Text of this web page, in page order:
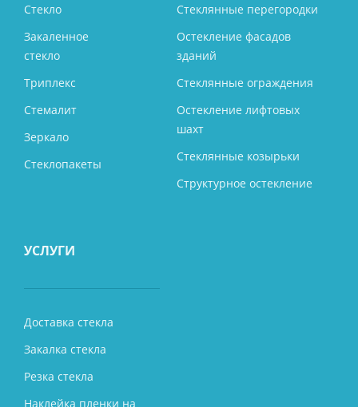
Стекло
Закаленное
стекло
Триплекс
Стемалит
Зеркало
Стеклопакеты
Стеклянные перегородки
Остекление фасадов
зданий
Стеклянные ограждения
Остекление лифтовых
шахт
Стеклянные козырьки
Структурное остекление
УСЛУГИ
Доставка стекла
Закалка стекла
Резка стекла
Наклейка пленки на